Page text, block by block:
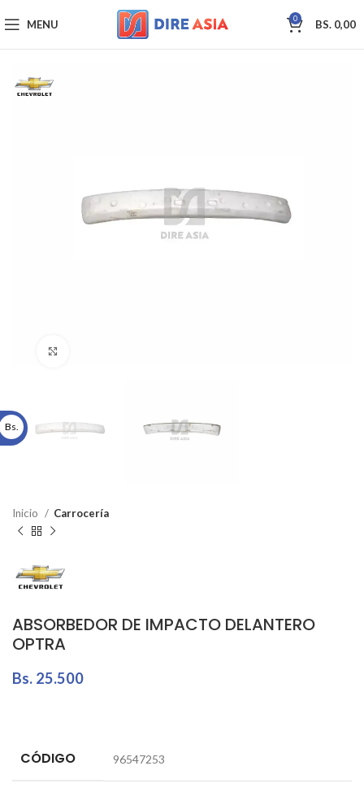
MENU 0 BS. 0,00
Inicio Carrocería
ABSORBEDOR DE IMPACTO DELANTERO
OPTRA
Bs. 25.500
CÓDIGO 96547253
Bs.